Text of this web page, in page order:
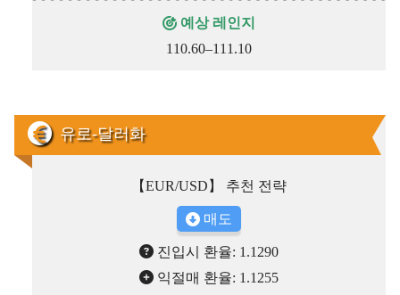
예상 레인지
110.60–111.10
유로-달러화
【EUR/USD】 추천 전략
매도
진입시 환율: 1.1290
익절매 환율: 1.1255